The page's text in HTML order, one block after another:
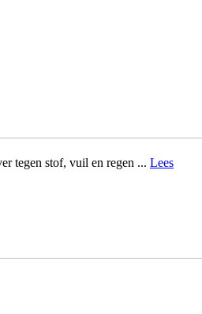
tegen stof, vuil en regen ... Lees